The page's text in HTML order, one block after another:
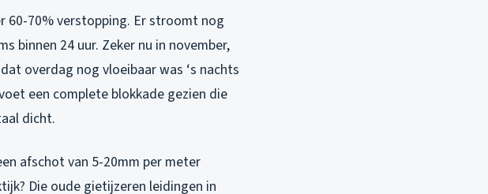
60-70% verstopping. Er stroomt nog
binnen 24 uur. Zeker nu in november,
overdag nog vloeibaar was ‘s nachts
een complete blokkade gezien die
dicht.
afschot van 5-20mm per meter
Die oude gietijzeren leidingen in